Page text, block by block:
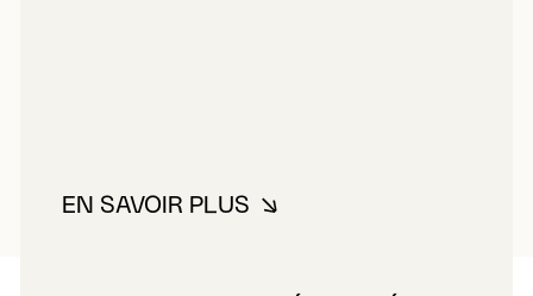
EN SAVOIR PLUSÀ PROPOS DE ROUSSEAU-